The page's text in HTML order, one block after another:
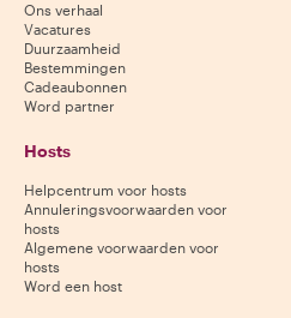
Ons verhaal
Vacatures
Duurzaamheid
Bestemmingen
Cadeaubonnen
Word partner
Hosts
Helpcentrum voor hosts
Annuleringsvoorwaarden voor
hosts
Algemene voorwaarden voor
hosts
Word een host